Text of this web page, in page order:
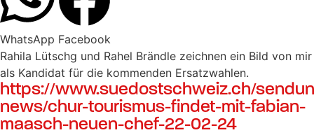
WhatsApp Facebook
Rahila Lütschg und Rahel Brändle zeichnen ein Bild von mir
als Kandidat für die kommenden Ersatzwahlen.
https://www.suedostschweiz.ch/
news/chur-tourismus-findet-mit-fabian-
maasch-neuen-chef-22-02-24